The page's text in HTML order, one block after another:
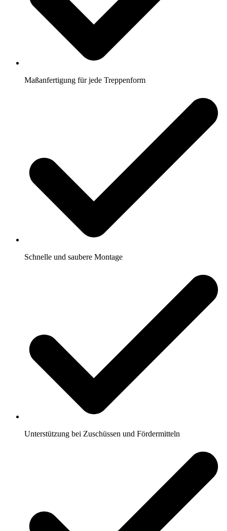
Maßanfertigung für jede Treppenform
Schnelle und saubere Montage
Unterstützung bei Zuschüssen und Fördermitteln